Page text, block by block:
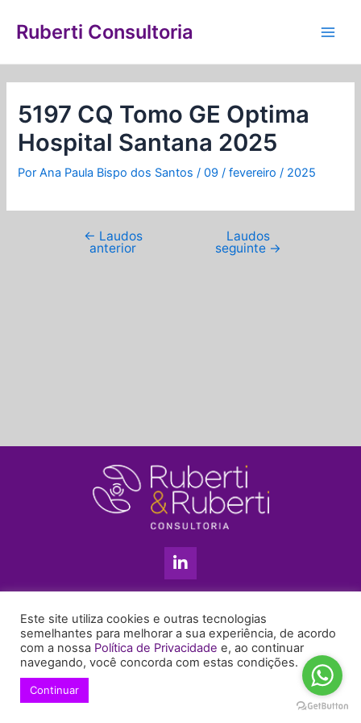
para
conteúdo
Ruberti Consultoria
5197 CQ Tomo GE Optima
Hospital Santana 2025
PorAna Paula Bispo dos Santos/09 / fevereiro / 2025
de
← Laudos
anterior
Laudos
seguinte →
L
i
n
e
d
i
n
+55 11 99655-6439
enyruberti@ruberticonsultoria.com.br
Este site utiliza cookies e outras tecnologias
semelhantes para melhorar a sua experiência, de acordo
com a nossa Política de Privacidade e, ao continuar
navegando, você concorda com estas condições.
Continuar